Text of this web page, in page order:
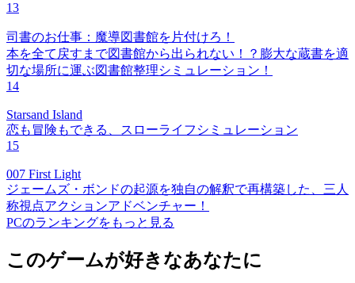
13
司書のお仕事：魔導図書館を片付けろ！
本を全て戻すまで図書館から出られない！？膨大な蔵書を適
切な場所に運ぶ図書館整理シミュレーション！
14
Starsand Island
恋も冒険もできる、スローライフシミュレーション
15
007 First Light
ジェームズ・ボンドの起源を独自の解釈で再構築した、三人
称視点アクションアドベンチャー！
PCのランキングをもっと見る
このゲームが好きなあなたに